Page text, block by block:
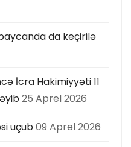
da keçirilə
İcra Hakimiyyəti 11
25 Aprel 2026
uçub09 Aprel 2026